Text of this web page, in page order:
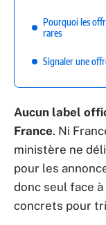
Pourquoi les
rares
Signaler une
Aucun label
France. Ni
ministère ne
pour les
donc seul face
concrets pour